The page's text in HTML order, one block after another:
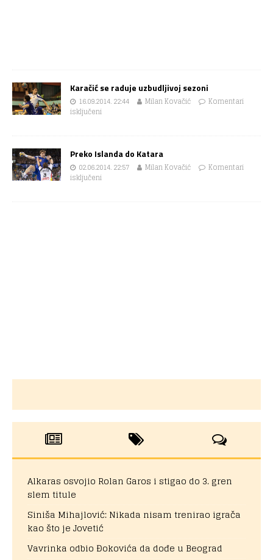
Karačić se raduje uzbudljivoj sezoni
16.09.2014. 22:44 Milan Kovačić
Komentari
isključeni
Preko Islanda do Katara
02.06.2014. 22:57 Milan Kovačić
Komentari
isključeni
Alkaras osvojio Rolan Garos i stigao do 3. gren
slem titule
Siniša Mihajlović: Nikada nisam trenirao igrača
kao što je Jovetić
Vavrinka odbio Đokovića da dođe u Beograd